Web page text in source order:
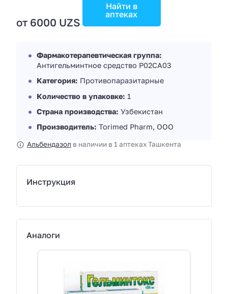
от 6000 UZS
Найти в
аптеках
Фармакотерапевтическая группа:
Антигельминтное средство Р02СА03
Категория: Противопаразитарные
Количество в упаковке: 1
Страна производства: Узбекистан
Производитель: Torimed Pharm, OOO
Альбендазол в наличии в 1 аптеках Ташкента
Инструкция
Аналоги